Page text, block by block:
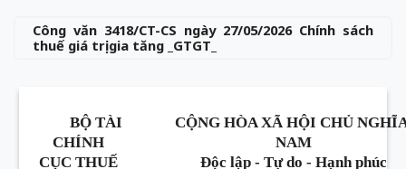
Công văn 3418/CT-CS ngày 27/05/2026 Chính sách
thuế giá trị gia tăng _GTGT_
BỘ TÀI
CHÍNH
CỤC THUẾ
CỘNG HÒA XÃ HỘI CHỦ
NAM
Độc lập - Tự do - Hạnh phúc